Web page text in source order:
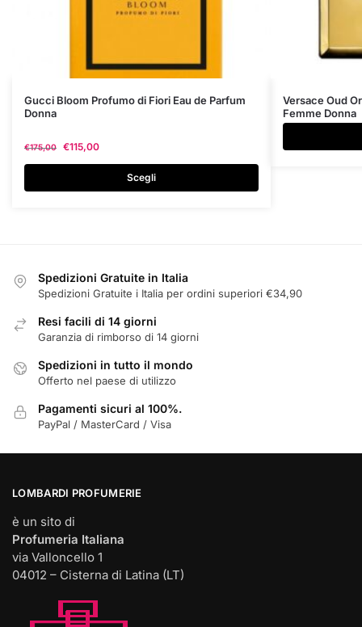
Gucci Bloom Profumo di Fiori Eau de Parfum
Donna
€175,00 €115,00
Scegli
Questo
prodotto
Le
scelte
nella
del
Versace Oud
Femme Donna
Spedizioni Gratuite in Italia
Spedizioni Gratuite i Italia per ordini superiori €34,90
Resi facili di 14 giorni
Garanzia di rimborso di 14 giorni
Spedizioni in tutto il mondo
Offerto nel paese di utilizzo
Pagamenti sicuri al 100%.
PayPal / MasterCard / Visa
LOMBARDI PROFUMERIE
è un sito di
Profumeria Italiana
via Valloncello 1
04012 – Cisterna di Latina (LT)